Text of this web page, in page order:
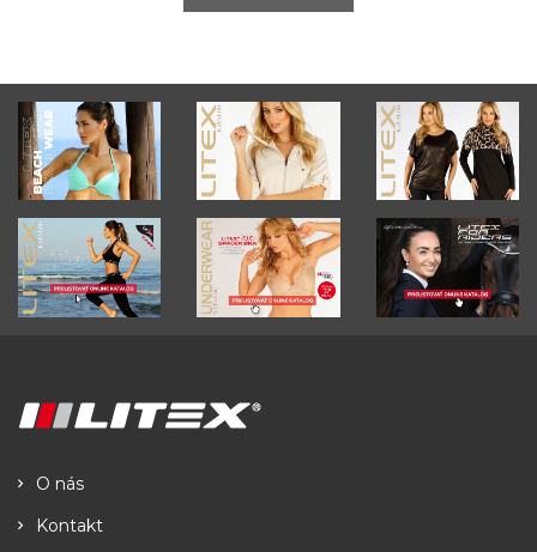
O nás
Kontakt